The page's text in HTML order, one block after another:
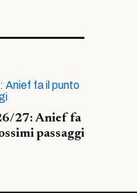
27: Anief fa
passaggi